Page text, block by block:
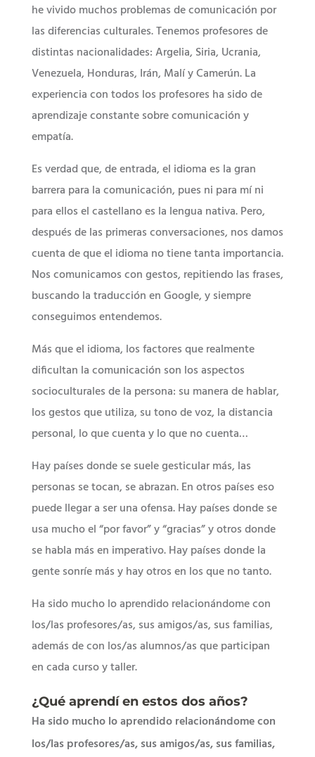
he vivido muchos problemas de comunicación por
las diferencias culturales. Tenemos profesores de
distintas nacionalidades: Argelia, Siria, Ucrania,
Venezuela, Honduras, Irán, Malí y Camerún. La
experiencia con todos los profesores ha sido de
aprendizaje constante sobre comunicación y
empatía.
Es verdad que, de entrada, el idioma es la gran
barrera para la comunicación, pues ni para mí ni
para ellos el castellano es la lengua nativa. Pero,
después de las primeras conversaciones, nos damos
cuenta de que el idioma no tiene tanta importancia.
Nos comunicamos con gestos, repitiendo las frases,
buscando la traducción en Google, y siempre
conseguimos entendemos.
Más que el idioma, los factores que realmente
dificultan la comunicación son los aspectos
socioculturales de la persona: su manera de hablar,
los gestos que utiliza, su tono de voz, la distancia
personal, lo que cuenta y lo que no cuenta…
Hay países donde se suele gesticular más, las
personas se tocan, se abrazan. En otros países eso
puede llegar a ser una ofensa. Hay países donde se
usa mucho el “por favor” y “gracias” y otros donde
se habla más en imperativo. Hay países donde la
gente sonríe más y hay otros en los que no tanto.
Ha sido mucho lo aprendido relacionándome con
los/las profesores/as, sus amigos/as, sus familias,
además de con los/as alumnos/as que participan
en cada curso y taller.
¿Qué aprendí en estos dos años?
Ha sido mucho lo aprendido relacionándome con
los/las profesores/as, sus amigos/as, sus familias,